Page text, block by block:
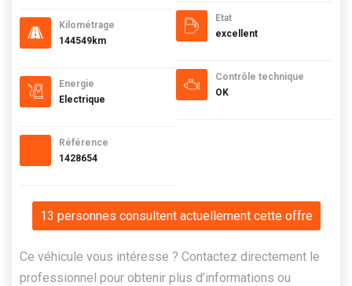
Kilométrage
144549km
Energie
Electrique
Référence
1428654
Etat
excellent
Contrôle technique
OK
13 personnes consultent actuellement cette offre
Ce véhicule vous intéresse ? Contactez directement le
professionnel pour obtenir plus d’informations ou